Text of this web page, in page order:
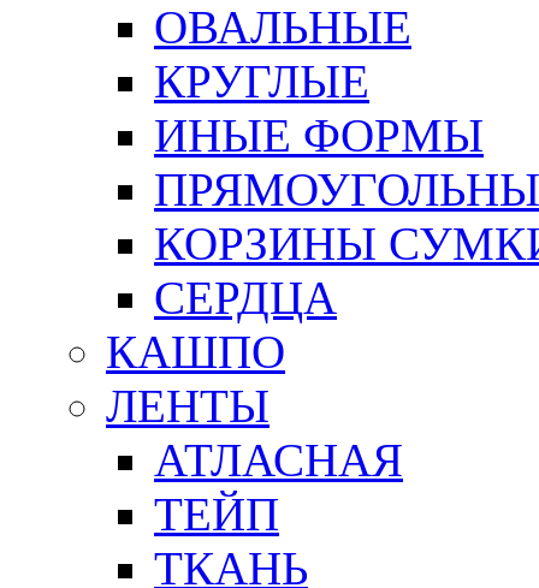
ОВАЛЬНЫЕ
КРУГЛЫЕ
ИНЫЕ ФОРМЫ
КОРЗИНЫ
СЕРДЦА
КАШПО
ЛЕНТЫ
АТЛАСНАЯ
ТЕЙП
ТКАНЬ